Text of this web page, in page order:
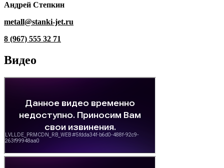
Андрей Степкин
metall@stanki-jet.ru
8 (967) 555 32 71
Видео